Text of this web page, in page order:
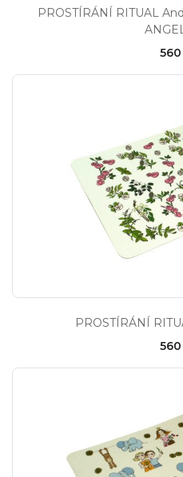
PROSTÍRÁNÍ RITUAL
PROSTÍRÁNÍ